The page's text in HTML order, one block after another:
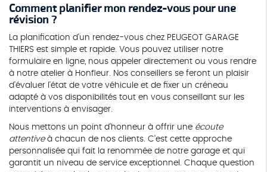
Comment planifier mon rendez-vous pour une
révision ?
La planification d'un rendez-vous chez PEUGEOT GARAGE
THIERS est simple et rapide. Vous pouvez utiliser notre
formulaire en ligne, nous appeler directement ou vous rendre
à notre atelier à Honfleur. Nos conseillers se feront un plaisir
d'évaluer l'état de votre véhicule et de fixer un créneau
adapté à vos disponibilités tout en vous conseillant sur les
interventions à envisager.
Nous mettons un point d'honneur à offrir une écoute
attentiveà chacun de nos clients. C'est cette approche
personnalisée qui fait la renommée de notre garage et qui
garantit un niveau de service exceptionnel. Chaque question